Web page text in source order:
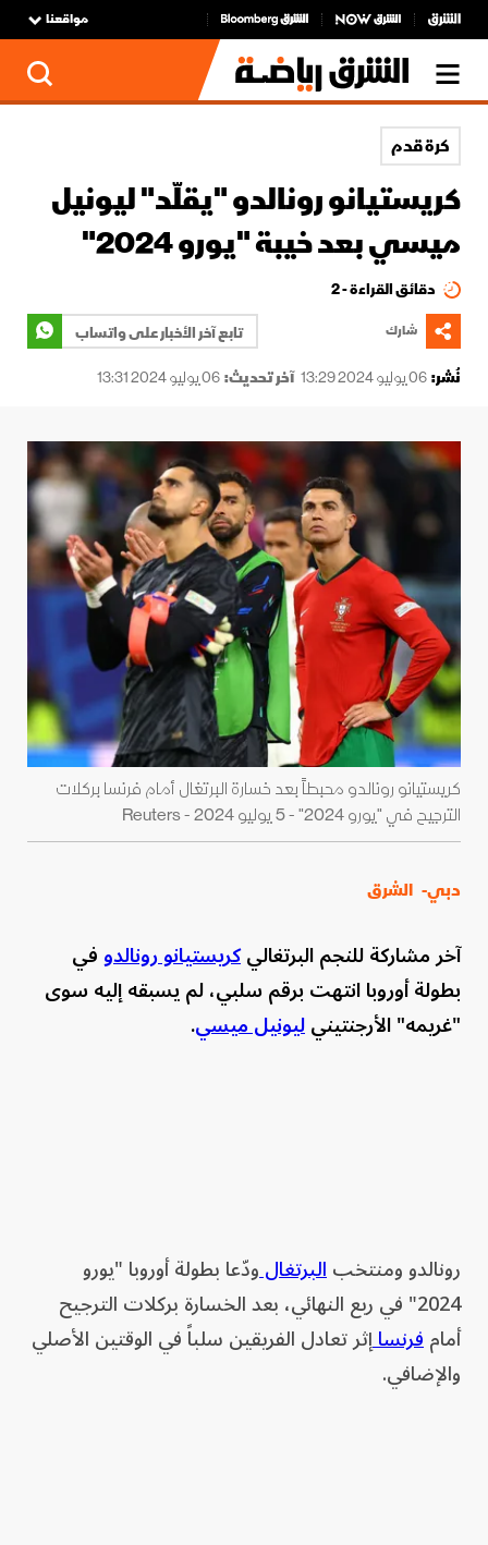
مواقعنا
كرة قدم
كريستيانو رونالدو "يقلّد" ليونيل
ميسي بعد خيبة "يورو 2024"
دقائق القراءة - 2
شارك
تابع آخر الأخبار على واتساب
نُشر:06 يوليو 2024 13:29 آخر تحديث:06 يوليو 2024 13:31
كريستيانو رونالدو محبطاً بعد خسارة البرتغال أمام فرنسا بركلات
الترجيح في "يورو 2024" - 5 يوليو 2024 - Reuters
دبي- الشرق
آخر مشاركة للنجم البرتغاليكريستيانو رونالدوفي
بطولة أوروبا انتهت برقم سلبي، لم يسبقه إليه سوى
"غريمه" الأرجنتينيليونيل ميسي.
رونالدو ومنتخبالبرتغالودّعا بطولة أوروبا "يورو
2024" في ربع النهائي، بعد الخسارة بركلات الترجيح
أمامفرنساإثر تعادل الفريقين سلباً في الوقتين الأصلي
والإضافي.